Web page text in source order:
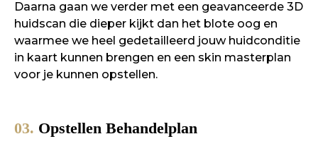
Daarna gaan we verder met een geavanceerde 3D
huidscan die dieper kijkt dan het blote oog en
waarmee we heel gedetailleerd jouw huidconditie
in kaart kunnen brengen en een skin masterplan
voor je kunnen opstellen.
03. Opstellen Behandelplan